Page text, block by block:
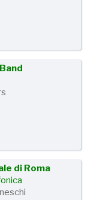
di Roma